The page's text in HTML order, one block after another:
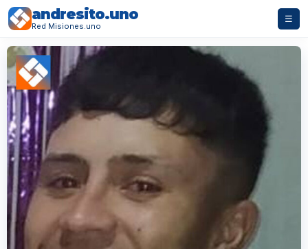
andresito.uno
Red Misiones.uno
☰